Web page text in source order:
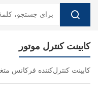
کابینت کنترل موتور
کابینت کنترل‌کننده فرکانس